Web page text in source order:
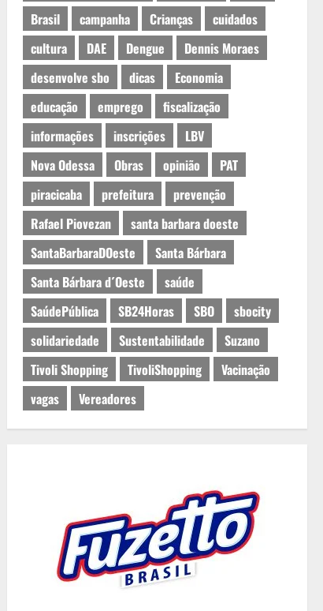
Brasil
campanha Crianças
cuidados
cultura
DAE Dengue
Dennis Moraes
desenvolve sbo
dicas
Economia
educação
emprego
fiscalização
informações
inscrições
LBV
Nova Odessa
Obras opinião
PAT
piracicaba
prefeitura
prevenção
Rafael Piovezan
santa barbara doeste
SantaBarbaraDOeste
Santa Bárbara
Santa Bárbara d´Oeste
saúde
SaúdePública
SB24Horas SBO
sbocity
solidariedade
Sustentabilidade
Suzano
Tivoli Shopping
TivoliShopping
Vacinação
vagas
Vereadores